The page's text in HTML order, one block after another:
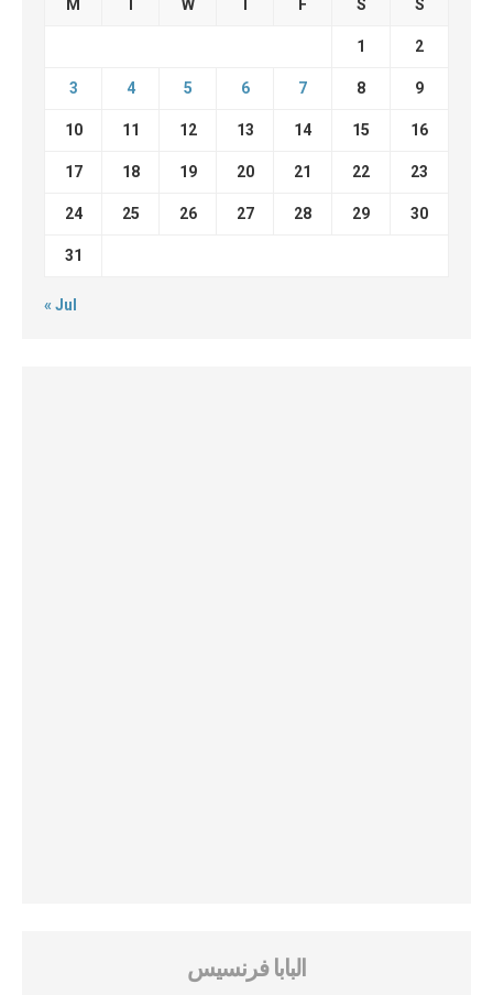
M W F S S
1 2
3 4 5 6 7 8 9
10 11 12 13 14 15 16
17 18 19 20 21 22 23
24 25 26 27 28 29 30
31
« Jul
البابا فرنسيس